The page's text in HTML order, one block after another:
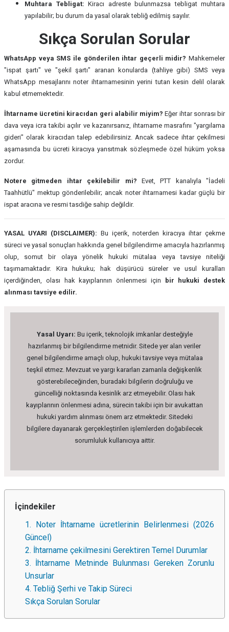
Muhtara Tebligat: Kiracı adreste bulunmazsa tebligat muhtara
yapılabilir; bu durum da yasal olarak tebliğ edilmiş sayılır.
Sıkça Sorulan Sorular
WhatsApp veya SMS ile gönderilen ihtar geçerli midir? Mahkemeler
"ispat şartı" ve "şekil şartı" aranan konularda (tahliye gibi) SMS veya
WhatsApp mesajlarını noter ihtarnamesinin yerini tutan kesin delil olarak
kabul etmemektedir.
İhtarname ücretini kiracıdan geri alabilir miyim? Eğer ihtar sonrası bir
dava veya icra takibi açılır ve kazanırsanız, ihtarname masrafını "yargılama
gideri" olarak kiracıdan talep edebilirsiniz. Ancak sadece ihtar çekilmesi
aşamasında bu ücreti kiracıya yansıtmak sözleşmede özel hüküm yoksa
zordur.
Notere gitmeden ihtar çekilebilir mi? Evet, PTT kanalıyla "İadeli
Taahhütlü" mektup gönderilebilir; ancak noter ihtarnamesi kadar güçlü bir
ispat aracına ve resmi tasdiğe sahip değildir.
YASAL UYARI (DISCLAIMER): Bu içerik, noterden kiracıya ihtar çekme
süreci ve yasal sonuçları hakkında genel bilgilendirme amacıyla hazırlanmış
olup, somut bir olaya yönelik hukuki mütalaa veya tavsiye niteliği
taşımamaktadır. Kira hukuku; hak düşürücü süreler ve usul kuralları
içerdiğinden, olası hak kayıplarının önlenmesi için
bir hukuki destek
alınması tavsiye edilir.
Yasal Uyarı: Bu içerik, teknolojik imkanlar desteğiyle
hazırlanmış bir bilgilendirme metnidir. Sitede yer alan veriler
genel bilgilendirme amaçlı olup, hukuki tavsiye veya mütalaa
teşkil etmez. Mevzuat ve yargı kararları zamanla değişkenlik
gösterebileceğinden, buradaki bilgilerin doğruluğu ve
güncelliği noktasında kesinlik arz etmeyebilir. Olası hak
kayıplarının önlenmesi adına, sürecin takibi için bir avukattan
hukuki yardım alınması önem arz etmektedir. Sitedeki
bilgilere dayanarak gerçekleştirilen işlemlerden doğabilecek
sorumluluk kullanıcıya aittir.
İçindekiler
1. Noter İhtarname ücretlerinin Belirlenmesi (2026
Güncel)
2. İhtarname çekilmesini Gerektiren Temel Durumlar
3. İhtarname Metninde Bulunması Gereken Zorunlu
Unsurlar
4. Tebliğ Şerhi ve Takip Süreci
Sıkça Sorulan Sorular